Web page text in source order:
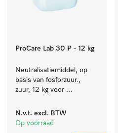
ProCare Lab 30 P - 12 kg
Neutralisatiemiddel, op
basis van fosforzuur.,
zuur, 12 kg voor
laboratoriumglaswerk en -
gerei.
N.v.t. excl. BTW
Op voorraad